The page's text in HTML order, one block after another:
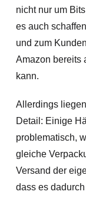
nicht nur um
es auch
und zum
Amazon bereits
kann.
Allerdings
Detail: Einige
problematisch,
gleiche
Versand der
dass es